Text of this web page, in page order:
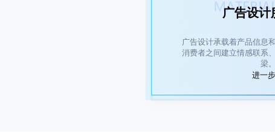
广告设计
广告设计承载着产品信息
消费者之间建立情感联系
梁。
进一